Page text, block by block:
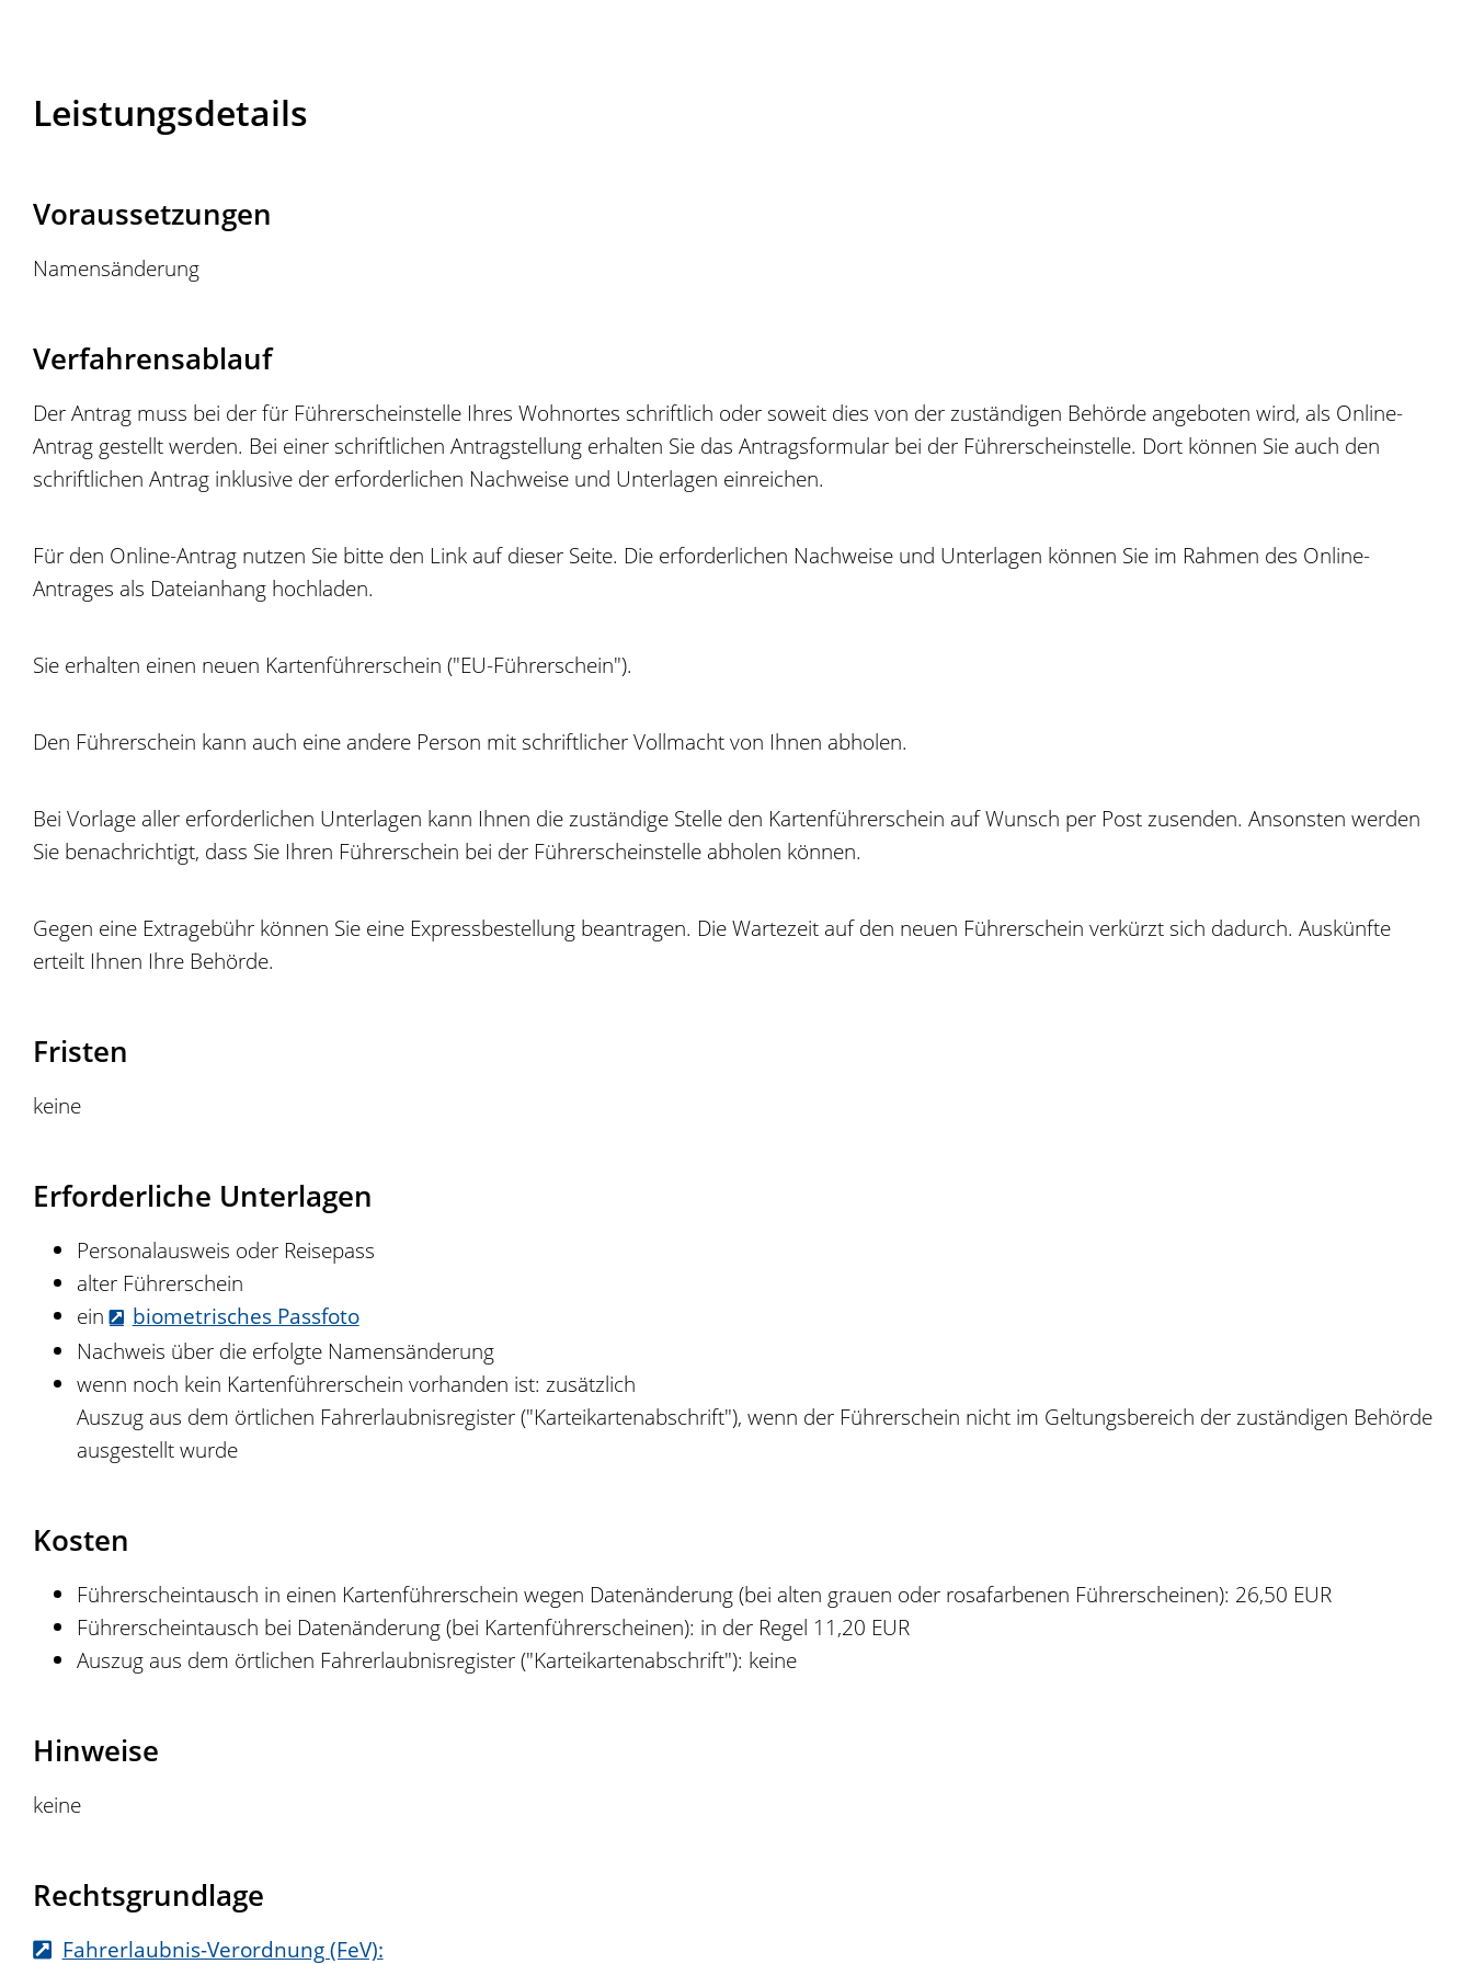
Leistungsdetails
Voraussetzungen
Namensänderung
Verfahrensablauf
Der Antrag muss bei der für Führerscheinstelle Ihres Wohnortes schriftlich oder soweit dies von der zuständigen Behörde angeboten wird, als Online-
Antrag gestellt werden. Bei einer schriftlichen Antragstellung erhalten Sie das Antragsformular bei der Führerscheinstelle. Dort können Sie auch den
schriftlichen Antrag inklusive der erforderlichen Nachweise und Unterlagen einreichen.
Für den Online-Antrag nutzen Sie bitte den Link auf dieser Seite. Die erforderlichen Nachweise und Unterlagen können Sie im Rahmen des Online-
Antrages als Dateianhang hochladen.
Sie erhalten einen neuen Kartenführerschein ("EU-Führerschein").
Den Führerschein kann auch eine andere Person mit schriftlicher Vollmacht von Ihnen abholen.
Bei Vorlage aller erforderlichen Unterlagen kann Ihnen die zuständige Stelle den Kartenführerschein auf Wunsch per Post zusenden. Ansonsten werden
Sie benachrichtigt, dass Sie Ihren Führerschein bei der Führerscheinstelle abholen können.
Gegen eine Extragebühr können Sie eine Expressbestellung beantragen. Die Wartezeit auf den neuen Führerschein verkürzt sich dadurch. Auskünfte
erteilt Ihnen Ihre Behörde.
Fristen
keine
Erforderliche Unterlagen
Personalausweis oder Reisepass
alter Führerschein
ein
biometrisches Passfoto
Nachweis über die erfolgte Namensänderung
wenn noch kein Kartenführerschein vorhanden ist: zusätzlich
Auszug aus dem örtlichen Fahrerlaubnisregister ("Karteikartenabschrift"), wenn der Führerschein nicht im Geltungsbereich der zuständigen Behörde
ausgestellt wurde
Kosten
Führerscheintausch in einen Kartenführerschein wegen Datenänderung (bei alten grauen oder rosafarbenen Führerscheinen): 26,50 EUR
Führerscheintausch bei Datenänderung (bei Kartenführerscheinen): in der Regel 11,20 EUR
Auszug aus dem örtlichen Fahrerlaubnisregister ("Karteikartenabschrift"): keine
Hinweise
keine
Rechtsgrundlage
Fahrerlaubnis-Verordnung (FeV):